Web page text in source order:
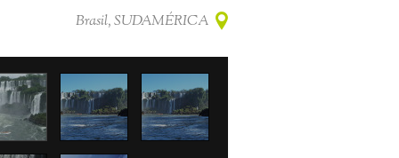
Brasil, SUDAMÉRICA